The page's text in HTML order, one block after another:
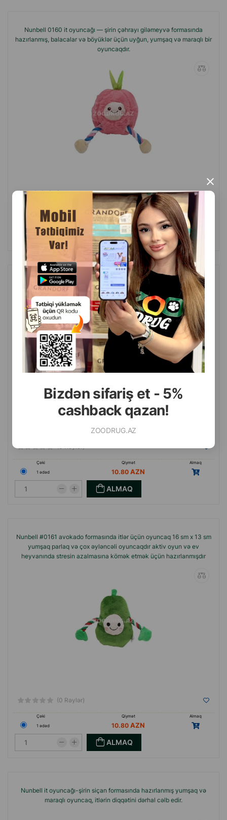
Bizdən sifariş et - 5%
cashback qazan!
ZOODRUG.AZ
×
Nunbell 0160 it oyuncağı — şirin çəhrayı giləmeyvə formasında
hazırlanmış, balacalar və böyüklər üçün uyğun, yumşaq və maraqlı bir
oyuncaqdır.
(0 Rəylər)
Çəki Qiymət
1 ədəd
10.80
ALMAQ
Nunbell 0159 it oyuncağı — gülməli ananas formasında hazırlanmış,
parlaq, yumşaq və çox maraqlı oyuncaqdır. Həm balaca, həm də
böyüklər üçün uyğundur.
(0 Rəylər)
Çəki Qiymət
Almaq
1 ədəd
10.80
ALMAQ
Nunbell #0161 avokado formasında itlər üçün oyuncaq 16 sm x 13 sm
yumşaq parlaq və çox əyləncəli oyuncaqdır aktiv oyun və ev
heyvanında stresin azalmasına kömək etmək üçün hazırlanmışdır
(0 Rəylər)
Çəki Qiymət
Almaq
1 ədəd
10.80
ALMAQ
Nunbell it oyuncağı-şirin siçan formasında hazırlanmış yumşaq və
maraqlı oyuncaq, itlərin diqqətini dərhal cəlb edir.